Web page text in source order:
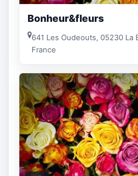
Bonheur&fleurs
641 Les Oudeouts, 05230 La
France